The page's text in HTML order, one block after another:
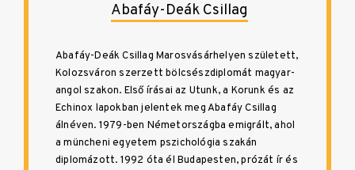
Abafáy-Deák Csillag
Abafáy-Deák Csillag Marosvásárhelyen született,
Kolozsváron szerzett bölcsészdiplomát magyar-
angol szakon. Első írásai az Utunk, a Korunk és az
Echinox lapokban jelentek meg Abafáy Csillag
álnéven. 1979-ben Németországba emigrált, ahol
a müncheni egyetem pszichológia szakán
diplomázott. 1992 óta él Budapesten, prózát ír és